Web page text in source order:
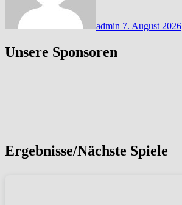
admin 7. August 2026
Unsere Sponsoren
Ergebnisse/Nächste Spiele